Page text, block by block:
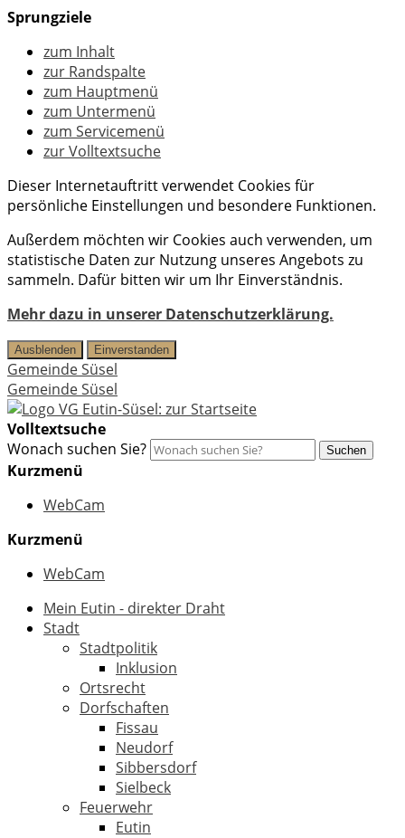
Sprungziele
zum Inhalt
zur Randspalte
zum Hauptmenü
zum Untermenü
zum Servicemenü
zur Volltextsuche
Dieser Internetauftritt verwendet Cookies für
persönliche Einstellungen und besondere Funktionen.
Außerdem möchten wir Cookies auch verwenden, um
statistische Daten zur Nutzung unseres Angebots zu
sammeln. Dafür bitten wir um Ihr Einverständnis.
Mehr dazu in unserer Datenschutzerklärung.
Ausblenden Einverstanden
Gemeinde Süsel
Gemeinde Süsel
Volltextsuche
Wonach suchen Sie?
Suchen
Kurzmenü
WebCam
Kurzmenü
WebCam
Mein Eutin - direkter Draht
Stadt
Stadtpolitik
Inklusion
Ortsrecht
Dorfschaften
Fissau
Neudorf
Sibbersdorf
Sielbeck
Feuerwehr
Eutin